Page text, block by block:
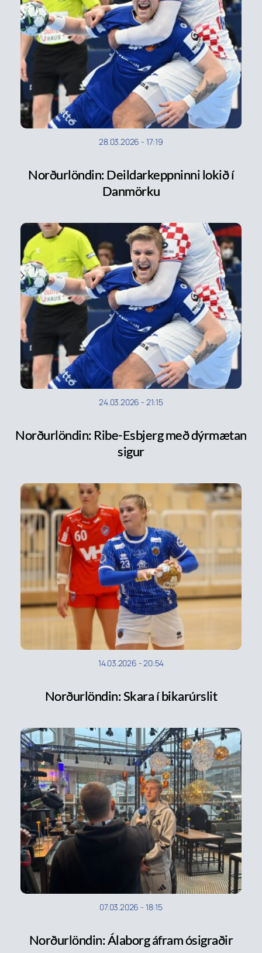
28.03.2026 - 17:19
Norðurlöndin: Deildarkeppninni lokið í
Danmörku
24.03.2026 - 21:15
Norðurlöndin: Ribe-Esbjerg með dýrmætan
sigur
14.03.2026 -20:54
Norðurlöndin: Skara í bikarúrslit
07.03.2026 - 18:15
Norðurlöndin: Álaborg áfram ósigraðir